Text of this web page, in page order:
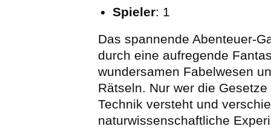
Spieler: 1
Das spannende Abenteuer-
durch eine aufregende
wundersamen Fabelwesen
Rätseln. Nur wer die
Technik versteht und
naturwissenschaftliche